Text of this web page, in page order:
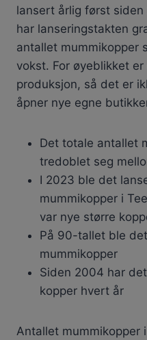
lansert årlig først
har lanseringstakten
antallet mummikopper
vokst. For øyeblikket
produksjon, så det er
åpner nye egne
Det totale antallet
tredoblet seg
I 2023 ble det
mummikopper i
var nye større
På 90-tallet ble
mummikopper
Siden 2004 har
kopper hvert år
Antallet mummikopper